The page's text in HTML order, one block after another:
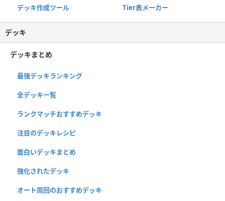
デッキ作成ツール Tier表メーカー
デッキ
デッキまとめ
最強デッキランキング
全デッキ一覧
ランクマッチおすすめデッキ
注目のデッキレシピ
面白いデッキまとめ
強化されたデッキ
オート周回のおすすめデッキ